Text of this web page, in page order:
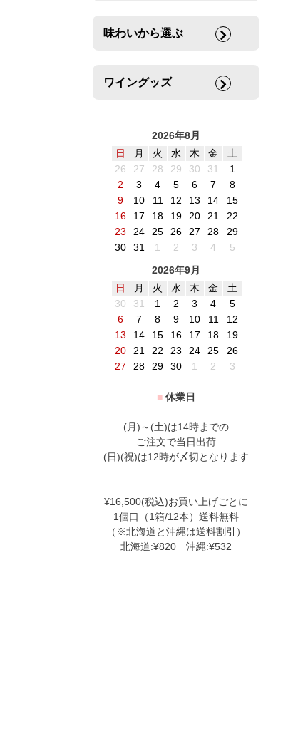
味わいから選ぶ
ワイングッズ
2026年8月
日
月 火 水 木 金
土
26
27 28 29 30 31
1
2
3 4 5 6 7
8
9
10 11 12 13 14
15
16
17 18 19 20 21
22
23
24 25 26 27 28
29
30
31 1 2 3 4
5
2026年9月
日
月 火 水 木 金
土
30
31 1 2 3 4
5
6
7 8 9 10 11
12
13
14 15 16 17 18
19
20
21 22 23 24 25
26
27
28 29 30 1 2 3
■ 休業日
(月)～(土)は14時までの
ご注文で当日出荷
(日)(祝)は12時が〆切となります
¥16,500(税込)お買い上げごとに
1個口（1箱/12本）送料無料
（※北海道と沖縄は送料割引）
北海道:¥820 沖縄:¥532